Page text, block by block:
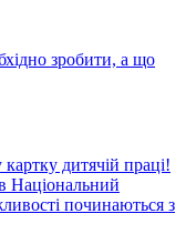
зробити, а що
дитячій праці!
Національний
починаються з